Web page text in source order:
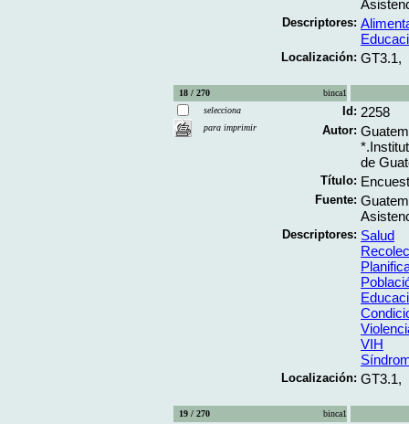
Descriptores:
Localización: GT3.1,
18 / 270
binca1
selecciona
para imprimir
Id: 2258
Autor:
de
Título:
Fuente:
Descriptores: Salud
VIH
Localización: GT3.1,
19 / 270
binca1